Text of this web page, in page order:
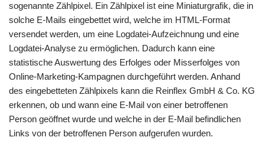
sogenannte Zählpixel. Ein Zählpixel ist eine Miniaturgrafik, die in
solche E-Mails eingebettet wird, welche im HTML-Format
versendet werden, um eine Logdatei-Aufzeichnung und eine
Logdatei-Analyse zu ermöglichen. Dadurch kann eine
statistische Auswertung des Erfolges oder Misserfolges von
Online-Marketing-Kampagnen durchgeführt werden. Anhand
des eingebetteten Zählpixels kann die Reinflex GmbH & Co. KG
erkennen, ob und wann eine E-Mail von einer betroffenen
Person geöffnet wurde und welche in der E-Mail befindlichen
Links von der betroffenen Person aufgerufen wurden.